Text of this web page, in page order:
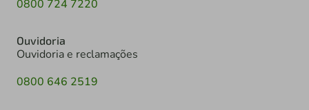
0800 724 7220
Ouvidoria
Ouvidoria e reclamações
0800 646 2519